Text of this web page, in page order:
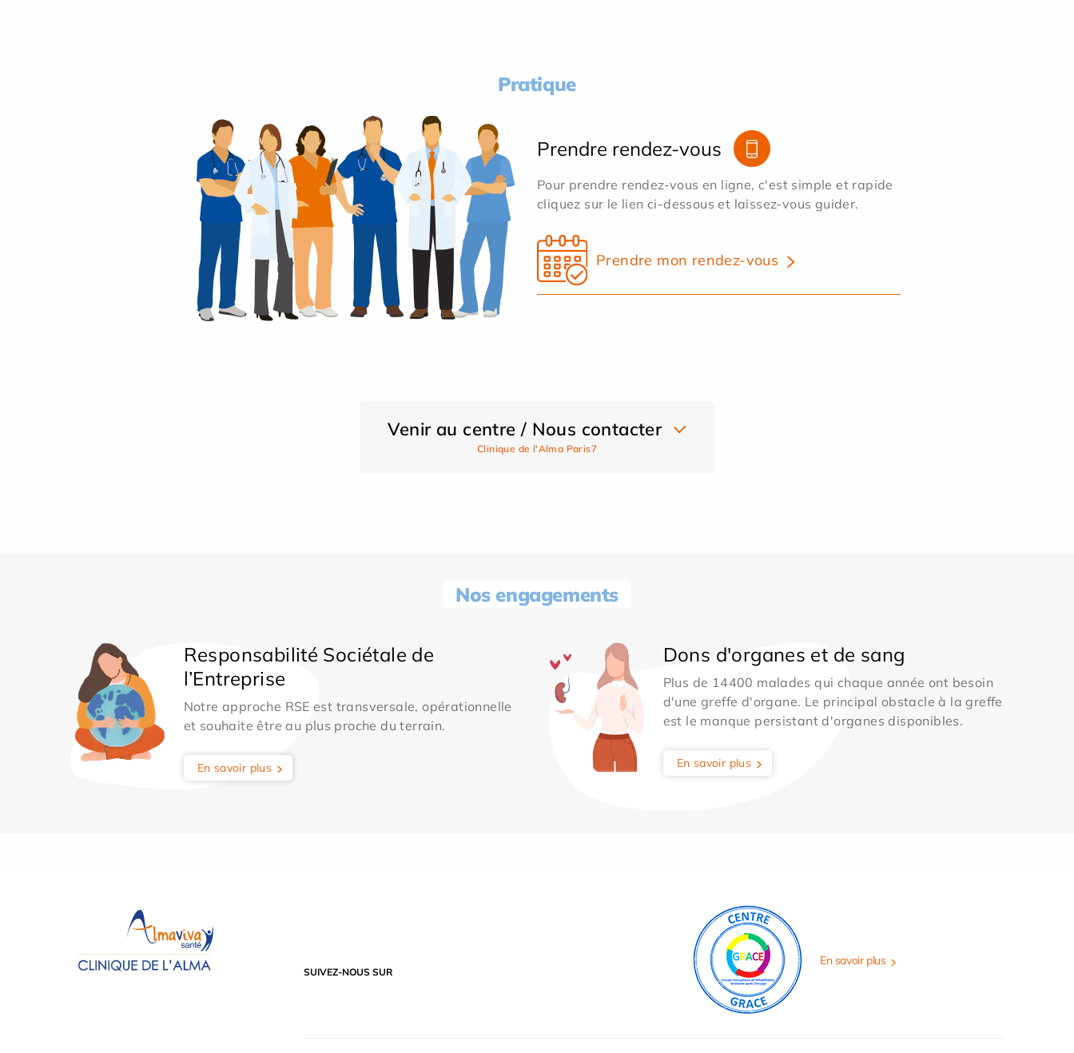
Pratique
Prendre rendez-vous
Pour prendre rendez-vous en ligne, c'est simple et rapide
cliquez sur le lien ci-dessous et laissez-vous guider.
Prendre mon rendez-vous
Venir au centre / Nous contacter
Clinique de l'Alma Paris7
Nos engagements
Responsabilité Sociétale de
l’Entreprise
Notre approche RSE est transversale, opérationnelle
et souhaite être au plus proche du terrain.
En savoir plus
Dons d'organes et de sang
Plus de 14400 malades qui chaque année ont besoin
d'une greffe d'organe. Le principal obstacle à la greffe
est le manque persistant d'organes disponibles.
En savoir plus
SUIVEZ-NOUS SUR
En savoir plus